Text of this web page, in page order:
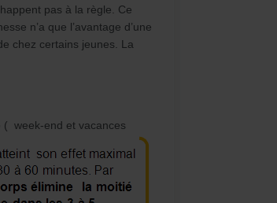
pas à la règle. Ce
n’a que l’avantage d’une
chez certains jeunes. La
( week-end et vacances